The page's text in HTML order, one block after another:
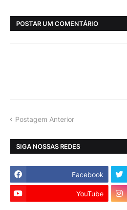
POSTAR UM COMENTÁRIO
Postagem Anterior
SIGA NOSSAS REDES
Facebook
YouTube